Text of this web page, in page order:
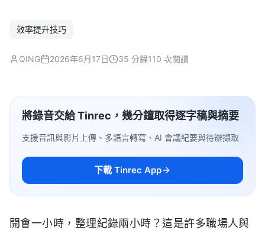
效率提升技巧
QING 2026年6月17日 35 分鐘110 次閱讀
將錄音交給 Tinrec，幾分鐘取得逐字稿與摘要
支援音訊與影片上傳、多語言轉寫、AI 會議紀要與待辦擷取
下載 Tinrec App
開會一小時，整理紀錄兩小時？這是許多職場人與